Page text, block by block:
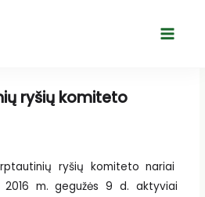
Main
ryšių komiteto
ryšių komiteto nariai
2016 m. gegužės 9 d. aktyviai